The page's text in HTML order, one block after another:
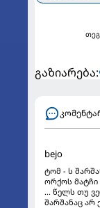
გაზიარება:
bejo
ტომ - ს
ორქოს მატჩი
... წელს თუ
შარშანაც არ